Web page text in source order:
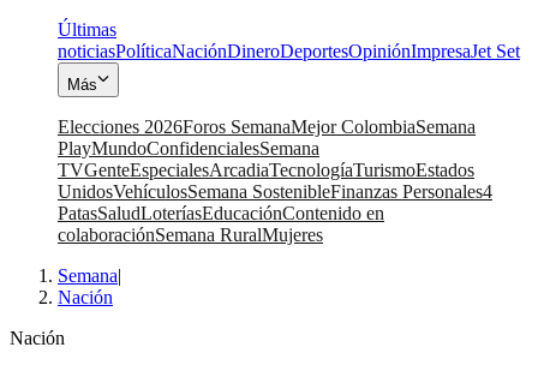
Últimas
noticiasPolíticaNaciónDineroDeportesOpiniónImpresaJet Set
Más
Elecciones 2026Foros SemanaMejor ColombiaSemana
PlayMundoConfidencialesSemana
TVGenteEspecialesArcadiaTecnologíaTurismoEstados
UnidosVehículosSemana SostenibleFinanzas Personales4
PatasSaludLoteríasEducaciónContenido en
colaboraciónSemana RuralMujeres
Semana|
Nación
Nación